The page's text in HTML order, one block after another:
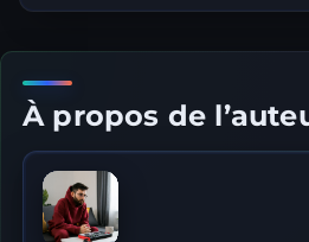
À propos de